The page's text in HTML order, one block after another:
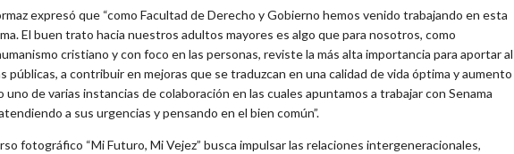
expresó que “como Facultad de Derecho y Gobierno hemos venido trabajando en esta
El buen trato hacia nuestros adultos mayores es algo que para nosotros, como
cristiano y con foco en las personas, reviste la más alta importancia para aportar al
públicas, a contribuir en mejoras que se traduzcan en una calidad de vida óptima y aumento
de varias instancias de colaboración en las cuales apuntamos a trabajar con Senama
a sus urgencias y pensando en el bien común”.
fotográfico “Mi Futuro, Mi Vejez” busca impulsar las relaciones intergeneracionales,